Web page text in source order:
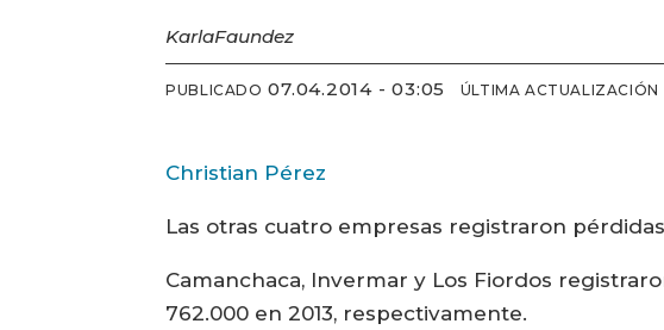
KarlaFaundez
PUBLICADO 07.04.2014 - 03:05 ÚLTIMA ACTUALIZACIÓN
Christian Pérez
Las otras cuatro empresas registraron
Camanchaca, Invermar y Los Fiordos
762.000 en 2013, respectivamente.